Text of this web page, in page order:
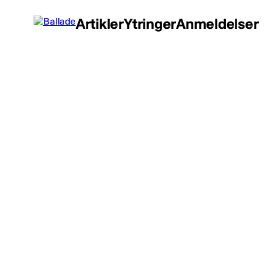
ArtiklerYtringerAnmeldelser